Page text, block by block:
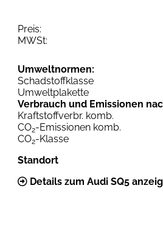
Preis:
MWSt:
Umweltnormen:
Schadstoffklasse
Umweltplakette
Verbrauch und Emissionen
Kraftstoffverbr. komb.
CO2-Emissionen komb.
CO2-Klasse
Standort
Details zum Audi SQ5